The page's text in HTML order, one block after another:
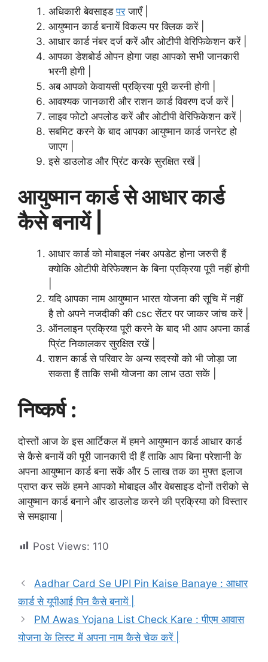
अधिकारी बेवसाइडपरजाएँ |
आयुष्मान कार्ड बनायें विकल्प पर क्लिक करें |
आधार कार्ड नंबर दर्ज करें और ओटीपी वेरिफिकेशन करें |
आपका डेशबोर्ड ओपन होगा जहा आपको सभी जानकारी
भरनी होगी |
अब आपको केवायसी प्रक्रिया पूरी करनी होगी |
आवश्यक जानकारी और राशन कार्ड विवरण दर्ज करें |
लाइव फोटो अपलोड करें और ओटीपी वेरिफिकेशन करें |
सबमिट करने के बाद आपका आयुष्मान कार्ड जनरेट हो
जाएग |
इसे डाउलोड और प्रिंट करके सुरक्षित रखें |
आयुष्मान कार्ड से आधार कार्ड
कैसे बनायें |
आधार कार्ड को मोबाइल नंबर अपडेट होना जरुरी हैं
क्योकि ओटीपी वेरिफेक्शन के बिना प्रक्रिया पूरी नहीं होगी
यदि आपका नाम आयुष्मान भारत योजना की सूचि में नहीं
है तो अपने नजदीकी की csc सेंटर पर जाकर जांच करें |
ऑनलाइन प्रक्रिया पूरी करने के बाद भी आप अपना कार्ड
प्रिंट निकालकर सुरक्षित रखें |
राशन कार्ड से परिवार के अन्य सदस्यों को भी जोड़ा जा
सकता हैं ताकि सभी योजना का लाभ उठा सकें |
निष्कर्ष :
दोस्तों आज के इस आर्टिकल में हमने आयुष्मान कार्ड आधार कार्ड
से कैसे बनायें की पूरी जानकारी दी हैं ताकि आप बिना परेशानी के
अपना आयुष्मान कार्ड बना सकें और 5 लाख तक का मुफ्त इलाज
प्राप्त कर सकें हमने आपको मोबाइल और वेबसाइड दोनों तरीको से
आयुष्मान कार्ड बनाने और डाउलोड करने की प्रक्रिया को विस्तार
से समझाया |
Post Views: 110
Aadhar Card Se UPI Pin Kaise Banaye : आधार
कार्ड से यूपीआई पिन कैसे बनायें |
PM Awas Yojana List Check Kare : पीएम आवास
योजना के लिस्ट में अपना नाम कैसे चेक करें |